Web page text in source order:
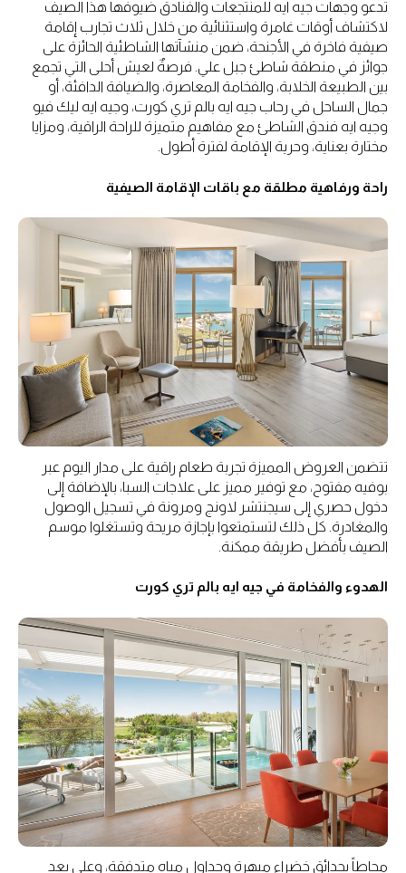
تدعو وجهات جيه ايه للمنتجعات والفنادق ضيوفها هذا الصيف
لاكتشاف أوقات غامرة واستثنائية من خلال ثلاث تجارب إقامة
صيفية فاخرة في الأجنحة، ضمن منشآتها الشاطئية الحائزة على
جوائز في منطقة شاطئ جبل علي. فرصةٌ لعيش أحلى التي تجمع
بين الطبيعة الخلابة، والفخامة المعاصرة، والضيافة الدافئة، أو
جمال الساحل في رحاب جيه ايه بالم تري كورت، وجيه ايه ليك فيو
وجيه ايه فندق الشاطئ مع مفاهيم متميزة للراحة الراقية، ومزايا
مختارة بعناية، وحرية الإقامة لفترة أطول.
راحة ورفاهية مطلقة مع باقات الإقامة الصيفية
تتضمن العروض المميزة تجربة طعام راقية على مدار اليوم عبر
بوفيه مفتوح، مع توفير مميز على علاجات السبا، بالإضافة إلى
دخول حصري إلى سيجنتشر لاونج ومرونة في تسجيل الوصول
والمغادرة. كل ذلك لتستمتعوا بإجازة مريحة وتستغلوا موسم
الصيف بأفضل طريقة ممكنة.
الهدوء والفخامة في جيه ايه بالم تري كورت
محاطاً بحدائق خضراء مبهرة وجداول مياه متدفقة، وعلى بعد